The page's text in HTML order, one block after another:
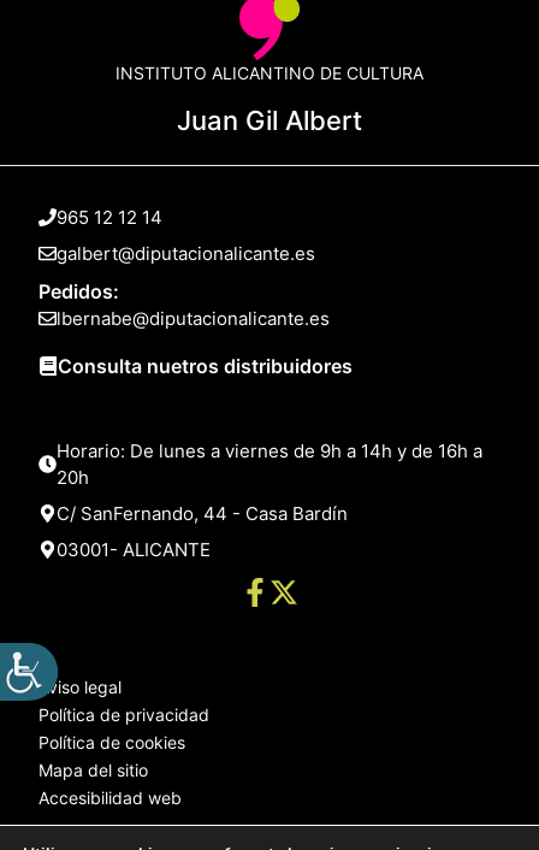
INSTITUTO ALICANTINO DE CULTURA
Juan Gil Albert
965 12 12 14
galbert@diputacionalicante.es
Pedidos:
lbernabe@diputacionalicante.es
Consulta nuetros distribuidores
Horario: De lunes a viernes de 9h a 14h y de 16h a
20h
C/ SanFernando, 44 - Casa Bardín
03001- ALICANTE
Aviso legal
Política de privacidad
Política de cookies
Mapa del sitio
Accesibilidad web